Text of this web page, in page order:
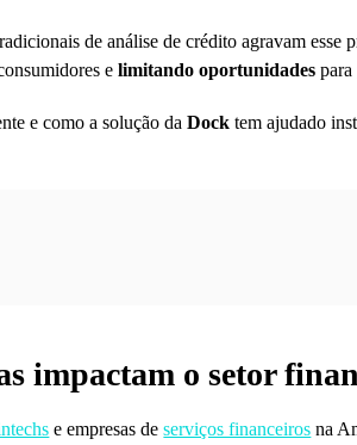
de análise de crédito agravam
e limitando oportunidades para
e como a solução daDock tem ajudado
impactam o setor
e empresas deserviços financeiros na